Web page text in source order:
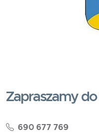
Zapraszamy
690 677 769